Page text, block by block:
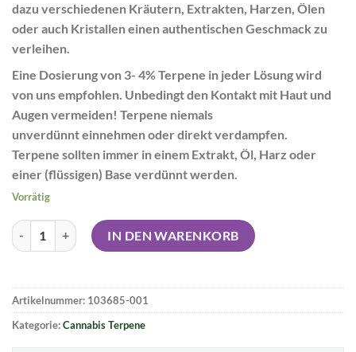
dazu verschiedenen Kräutern, Extrakten, Harzen, Ölen
oder auch Kristallen einen authentischen Geschmack zu
verleihen.
Eine Dosierung von 3- 4% Terpene in jeder Lösung wird
von uns empfohlen. Unbedingt den Kontakt mit Haut und
Augen vermeiden! Terpene niemals
unverdünnt einnehmen oder direkt verdampfen.
Terpene sollten immer in einem Extrakt, Öl, Harz oder
einer (flüssigen) Base verdünnt werden.
Vorrätig
OMG Cannabis Terpene - Durban Poison Menge
IN DEN WARENKORB
Artikelnummer: 103685-001
Kategorie:Cannabis Terpene